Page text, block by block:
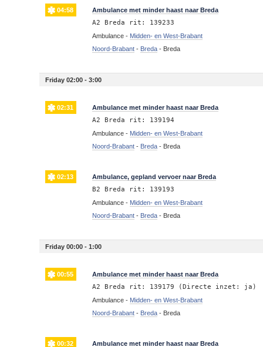
04:58 Ambulance met minder haast naar Breda
A2 Breda rit: 139233
Ambulance - Midden- en West-Brabant
Noord-Brabant - Breda - Breda
Friday 02:00 - 3:00
02:31 Ambulance met minder haast naar Breda
A2 Breda rit: 139194
Ambulance - Midden- en West-Brabant
Noord-Brabant - Breda - Breda
02:13 Ambulance, gepland vervoer naar Breda
B2 Breda rit: 139193
Ambulance - Midden- en West-Brabant
Noord-Brabant - Breda - Breda
Friday 00:00 - 1:00
00:55 Ambulance met minder haast naar Breda
A2 Breda rit: 139179 (Directe inzet: ja)
Ambulance - Midden- en West-Brabant
Noord-Brabant - Breda - Breda
00:32 Ambulance met minder haast naar Breda